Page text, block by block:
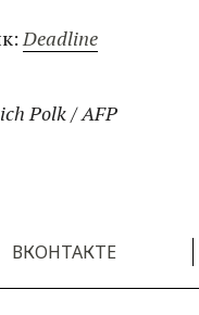
Deadline
Polk / AFP
ВКОНТАКТЕ